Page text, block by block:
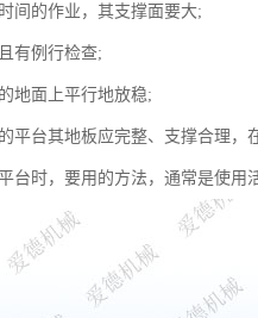
间的作业，其支撑面要大;
有例行检查;
地面上平行地放稳;
平台其地板应完整、支撑合理，
台时，要用的方法，通常是使用